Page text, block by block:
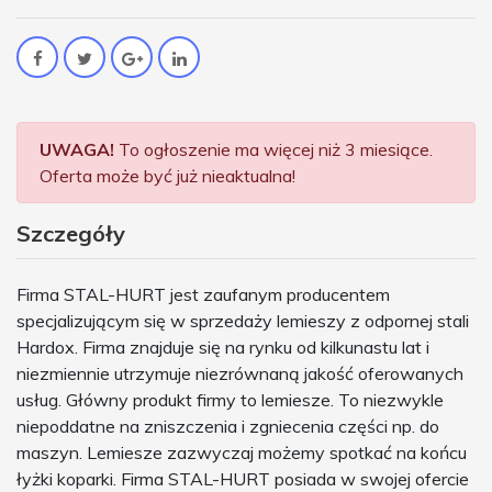
UWAGA! To ogłoszenie ma więcej niż 3 miesiące.
Oferta może być już nieaktualna!
Szczegóły
Firma STAL-HURT jest zaufanym producentem
specjalizującym się w sprzedaży lemieszy z odpornej stali
Hardox. Firma znajduje się na rynku od kilkunastu lat i
niezmiennie utrzymuje niezrównaną jakość oferowanych
usług. Główny produkt firmy to lemiesze. To niezwykle
niepoddatne na zniszczenia i zgniecenia części np. do
maszyn. Lemiesze zazwyczaj możemy spotkać na końcu
łyżki koparki. Firma STAL-HURT posiada w swojej ofercie